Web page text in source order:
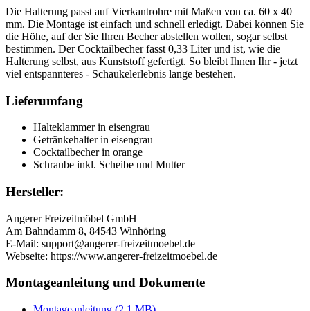
Die Halterung passt auf Vierkantrohre mit Maßen von ca. 60 x 40
mm. Die Montage ist einfach und schnell erledigt. Dabei können Sie
die Höhe, auf der Sie Ihren Becher abstellen wollen, sogar selbst
bestimmen. Der Cocktailbecher fasst 0,33 Liter und ist, wie die
Halterung selbst, aus Kunststoff gefertigt. So bleibt Ihnen Ihr - jetzt
viel entspannteres - Schaukelerlebnis lange bestehen.
Lieferumfang
Halteklammer in eisengrau
Getränkehalter in eisengrau
Cocktailbecher in orange
Schraube inkl. Scheibe und Mutter
Hersteller:
Angerer Freizeitmöbel GmbH
Am Bahndamm 8, 84543 Winhöring
E-Mail: support@angerer-freizeitmoebel.de
Webseite: https://www.angerer-freizeitmoebel.de
Montageanleitung und Dokumente